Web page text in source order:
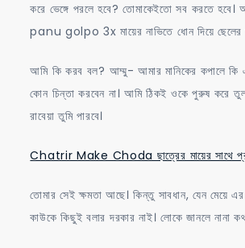
করে ভেঙ্গে পরলে হবে? তোমাকেইতো সব করতে হবে।
panu golpo 3x মায়ের নাভিতে ধোন দিয়ে ছেলের
আমি কি করব বল? আম্মু- আমার মানিকের কপালে
কোন চিন্তা করবেন না। আমি ঠিকই ওকে পুরুষ করে
রাবেয়া তুমি পারবে।
Chatrir Make Choda ছাত্রের মায়ের সাথে
তোমার সেই ক্ষমতা আছে। কিন্তু সাবধান, যেন মেয়ে
কাউকে কিছুই বলার দরকার নাই। লোকে জানলে নানা